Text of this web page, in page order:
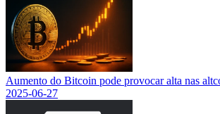
Aumento do Bitcoin pode provocar alta nas
2025-06-27